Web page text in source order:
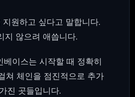
원하고 싶다고 말합니다.
지 않으려 애씁니다.
이스는 시작할 때 정확히
쳐 체인을 점진적으로 추가
진 곳들입니다.